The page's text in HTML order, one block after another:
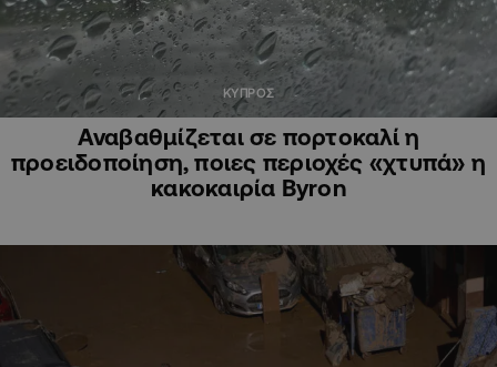
ΚΥΠΡΟΣ
Αναβαθμίζεται σε πορτοκαλί η
προειδοποίηση, ποιες περιοχές «χτυπά» η
κακοκαιρία Byron